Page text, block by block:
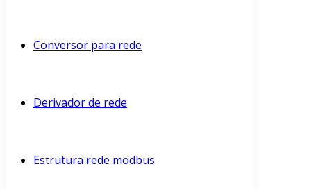
Conversor para rede
Derivador de rede
Estrutura rede modbus